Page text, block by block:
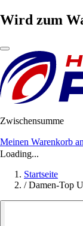
Wird zum
Zwischensumme
Meinen Warenkorb
Loading...
Startseite
/ Damen-Top